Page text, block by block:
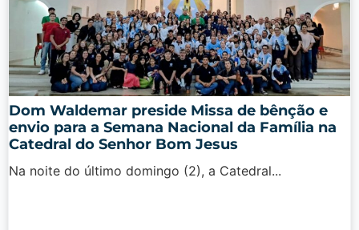
Dom Waldemar preside Missa de bênção e
envio para a Semana Nacional da Família na
Catedral do Senhor Bom Jesus
Na noite do último domingo (2), a Catedral...